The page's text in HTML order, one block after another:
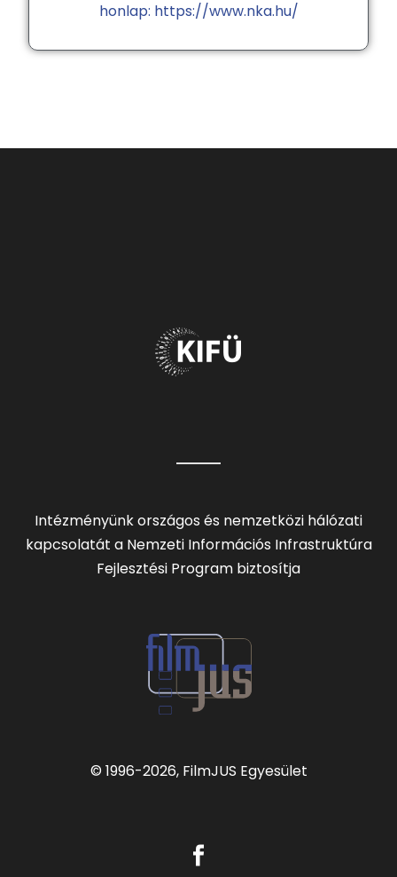
honlap: https://www.nka.hu/
Intézményünk országos és nemzetközi hálózati
kapcsolatát a Nemzeti Információs Infrastruktúra
Fejlesztési Program biztosítja
© 1996-2026, FilmJUS Egyesület